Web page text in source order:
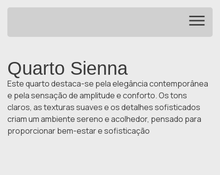
Quarto Sienna
Este quarto destaca-se pela elegância contemporânea
e pela sensação de amplitude e conforto. Os tons
claros, as texturas suaves e os detalhes sofisticados
criam um ambiente sereno e acolhedor, pensado para
proporcionar bem-estar e sofisticação